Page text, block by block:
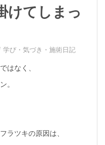
けてしまっ
学び・気づき ・ 施術日記
はなく、
。
ラツキの原因は、